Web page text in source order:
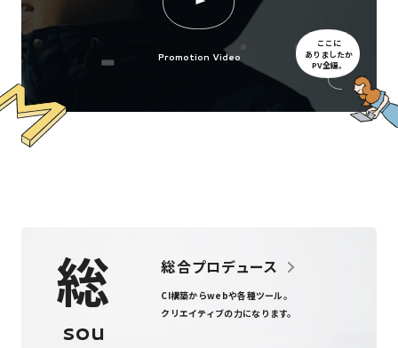
Promotion Video
ここに
ありましたか
PV全編。
総
sou
総合プロデュース
CI構築からwebや各種ツール。
クリエイティブの力になります。